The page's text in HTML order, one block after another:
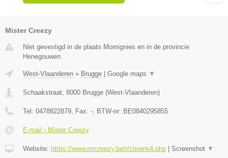
Mister Creezy
Niet gevestigd in de plaats Momignies en in de provincie
Henegouwen.
West-Vlaanderen » Brugge Google maps ▼
Schaakstraat, 8000 Brugge (West-Vlaanderen)
Tel: 0478822879, Fax: -, BTW-nr: BE0840295855
E-mail › Mister Creezy
Website: https://www.mrcreezy.be/r/clowns4.php Screenshot ▼